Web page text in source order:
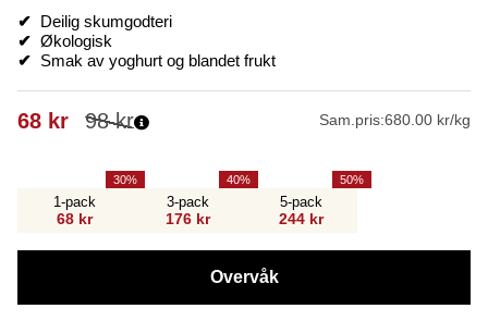
✔
Deilig skumgodteri
✔ Økologisk
✔ Smak av yoghurt og blandet frukt
98kr
68 kr Sam.pris:680.00 kr/kg
1-pack
68 kr
30
3-pack
176 kr
40
5-pack
244 kr
50
Overvåk